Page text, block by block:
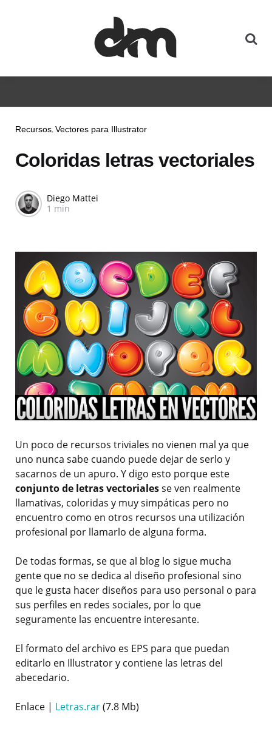
Recursos Vectores para Illustrator
Coloridas letras vectoriales
Diego Mattei
1 min
Un poco de recursos triviales no vienen mal ya que
uno nunca sabe cuando puede dejar de serlo y
sacarnos de un apuro. Y digo esto porque este
conjunto de letras vectorialesse ven realmente
llamativas, coloridas y muy simpáticas pero no
encuentro como en otros recursos una utilización
profesional por llamarlo de alguna forma.
De todas formas, se que al blog lo sigue mucha
gente que no se dedica al diseño profesional sino
que le gusta hacer diseños para uso personal o para
sus perfiles en redes sociales, por lo que
seguramente las encuentre interesante.
El formato del archivo es EPS para que puedan
editarlo en Illustrator y contiene las letras del
abecedario.
Enlace | Letras.rar(7.8 Mb)